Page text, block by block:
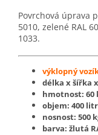
Povrchová úprava
5010, zelené RAL
1033.
výklopný
délka x šířka x
hmotnost: 60
objem: 400
nosnost: 500
barva: žlutá